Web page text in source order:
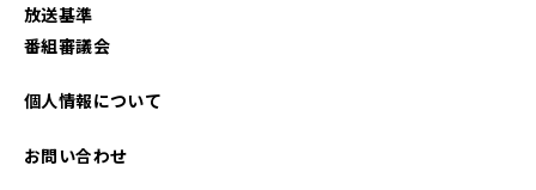
放送基準
番組審議会
個人情報について
お問い合わせ